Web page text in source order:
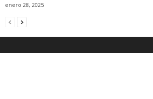
enero 28, 2025